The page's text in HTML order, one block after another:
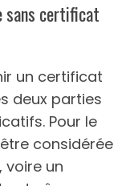
sans certificat
un certificat
deux parties
Pour le
considérée
voire un